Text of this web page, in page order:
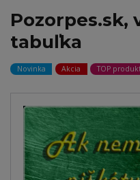
Pozorpes.sk,
tabuľka
Novinka Akcia TOP